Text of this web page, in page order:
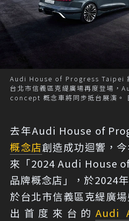
Audi House of Progress Taipei
台北市信義區克緹廣場再度登場
concept 概念車將同步抵台展演。
去年Audi House of
概念店創造成功迴響，
來「2024 Audi House
品牌概念店」，於2024
於台北市信義區克緹廣
出首度來台的 Audi